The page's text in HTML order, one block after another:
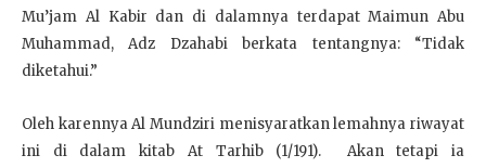
Mu’jam Al Kabir dan di dalamnya terdapat Maimun Abu
Muhammad, Adz Dzahabi berkata tentangnya: “Tidak
diketahui.”
Oleh karennya Al Mundziri menisyaratkan lemahnya riwayat
ini di dalam kitab At Tarhib (1/191). Akan tetapi ia